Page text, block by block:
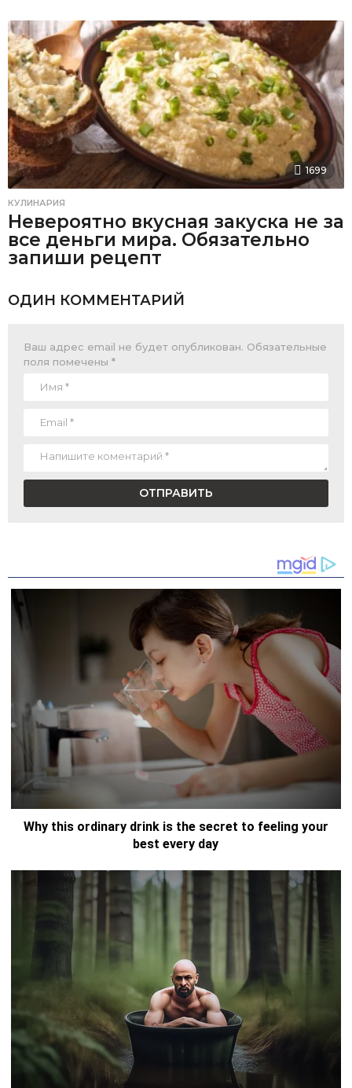
1699
КУЛИНАРИЯ
Невероятно вкусная закуска не за
все деньги мира. Обязательно
запиши рецепт
ОДИН КОММЕНТАРИЙ
Ваш адрес email не будет опубликован. Обязательные
поля помечены *